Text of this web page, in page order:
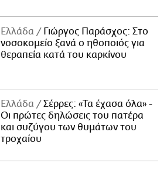
Ελλάδα
Γιώργος Παράσχος: Στο
νοσοκομείο ξανά ο ηθοποιός για
θεραπεία κατά του καρκίνου
Ελλάδα
Σέρρες: «Τα έχασα όλα» -
Οι πρώτες δηλώσεις του πατέρα
και συζύγου των θυμάτων του
τροχαίου